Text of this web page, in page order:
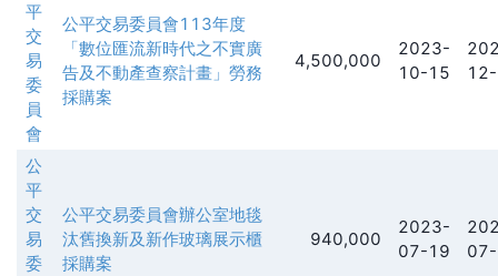
平
交
易
委
員
會
公平交易委員會113年度
「數位匯流新時代之不實廣
告及不動產查察計畫」勞務
採購案
4,500,000
2023-
10-15
公
平
交
易
委
公平交易委員會辦公室地毯
汰舊換新及新作玻璃展示櫃
採購案
940,000
2023-
07-19